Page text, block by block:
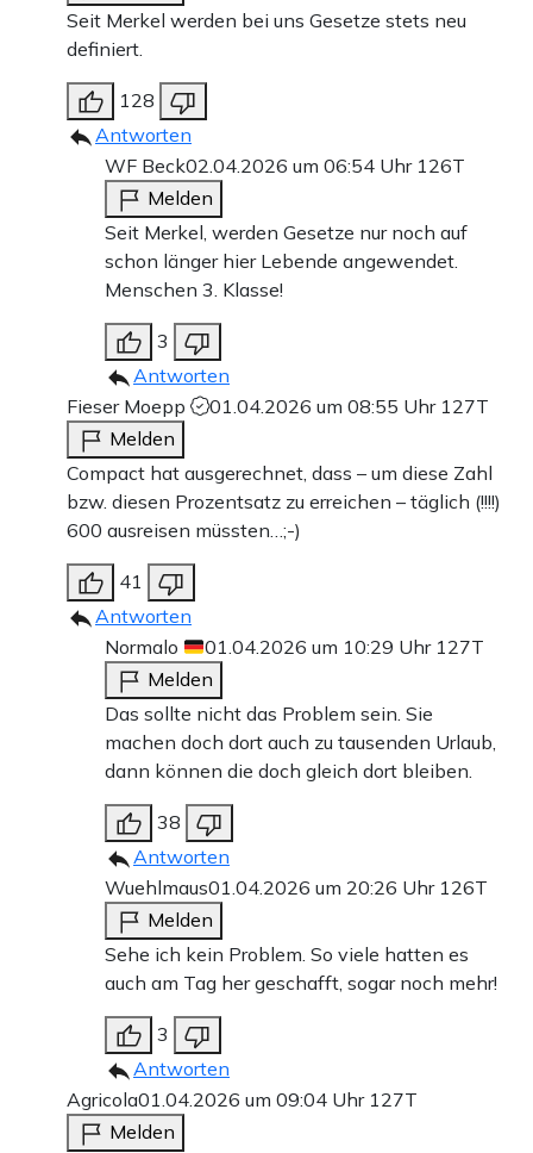
Seit Merkel werden bei uns Gesetze stets neu
definiert.
128
Antworten
WF Beck02.04.2026 um 06:54 Uhr 126T
Melden
Seit Merkel, werden Gesetze nur noch auf
schon länger hier Lebende angewendet.
Menschen 3. Klasse!
3
Antworten
Fieser Moepp
01.04.2026 um 08:55 Uhr 127T
Melden
Compact hat ausgerechnet, dass – um diese Zahl
bzw. diesen Prozentsatz zu erreichen – täglich (!!!!)
600 ausreisen müssten…;-)
41
Antworten
Normalo
01.04.2026 um 10:29 Uhr 127T
Melden
Das sollte nicht das Problem sein. Sie
machen doch dort auch zu tausenden Urlaub,
dann können die doch gleich dort bleiben.
38
Antworten
Wuehlmaus01.04.2026 um 20:26 Uhr 126T
Melden
Sehe ich kein Problem. So viele hatten es
auch am Tag her geschafft, sogar noch mehr!
3
Antworten
Agricola01.04.2026 um 09:04 Uhr 127T
Melden